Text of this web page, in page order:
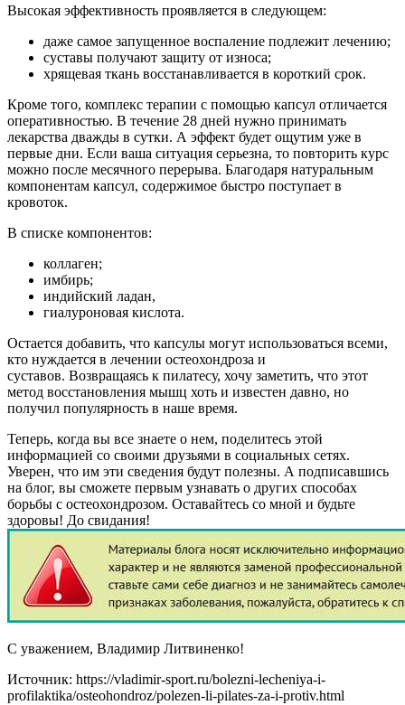
Высокая эффективность проявляется в следующем:
даже самое запущенное воспаление подлежит лечению;
суставы получают защиту от износа;
хрящевая ткань восстанавливается в короткий срок.
Кроме того, комплекс терапии с помощью капсул отличается
оперативностью. В течение 28 дней нужно принимать
лекарства дважды в сутки. А эффект будет ощутим уже в
первые дни. Если ваша ситуация серьезна, то повторить курс
можно после месячного перерыва. Благодаря натуральным
компонентам капсул, содержимое быстро поступает в
кровоток.
В списке компонентов:
коллаген;
имбирь;
индийский ладан,
гиалуроновая кислота.
Остается добавить, что капсулы могут использоваться всеми,
кто нуждается в лечении остеохондроза и
суставов. Возвращаясь к пилатесу, хочу заметить, что этот
метод восстановления мышц хоть и известен давно, но
получил популярность в наше время.
Теперь, когда вы все знаете о нем, поделитесь этой
информацией со своими друзьями в социальных сетях.
Уверен, что им эти сведения будут полезны. А подписавшись
на блог, вы сможете первым узнавать о других способах
борьбы с остеохондрозом. Оставайтесь со мной и будьте
здоровы! До свидания!
С уважением, Владимир Литвиненко!
Источник: https://vladimir-sport.ru/bolezni-lecheniya-i-
profilaktika/osteohondroz/polezen-li-pilates-za-i-protiv.html